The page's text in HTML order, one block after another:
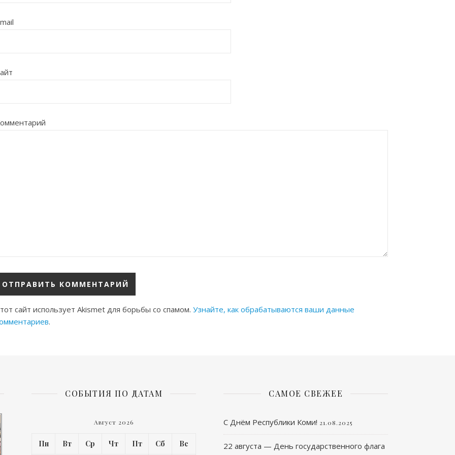
сайт использует Akismet для борьбы со спамом. Узнайте, как обрабатываются ваши данные
.
СОБЫТИЯ ПО ДАТАМ
Август 2026
Пн Вт Ср Чт Пт Сб Вс
САМОЕ СВЕЖЕЕ
С Днём Республики Коми! 21.08.2025
22 августа — День государственного флага